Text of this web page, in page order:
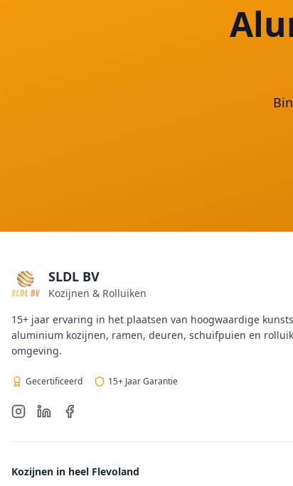
SLDL BV
Kozijnen & Rolluiken
15+ jaar ervaring in het plaatsen van hoogwaardige
aluminium kozijnen, ramen, deuren, schuifpuien en
omgeving.
Gecertificeerd 15+ Jaar Garantie
Kozijnen in heel Flevoland